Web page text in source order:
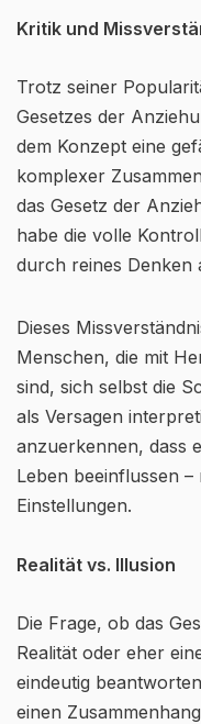
Kritik und
Trotz seiner
Gesetzes der
dem Konzept eine
komplexer
das Gesetz der
habe die volle
durch reines Denken
Dieses
Menschen, die mit
sind, sich selbst die
als Versagen
anzuerkennen, dass
Leben beeinflussen
Einstellungen.
Realität vs. Illusion
Die Frage, ob das
Realität oder eher
eindeutig
einen